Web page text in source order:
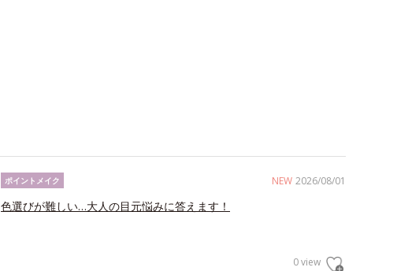
NEW 2026/08/01
ポイントメイク
色選びが難しい…大人の目元悩みに答えます！
0 view